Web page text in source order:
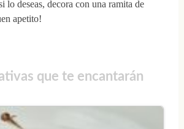
lo deseas, decora con una ramita de
apetito!
que te encantarán